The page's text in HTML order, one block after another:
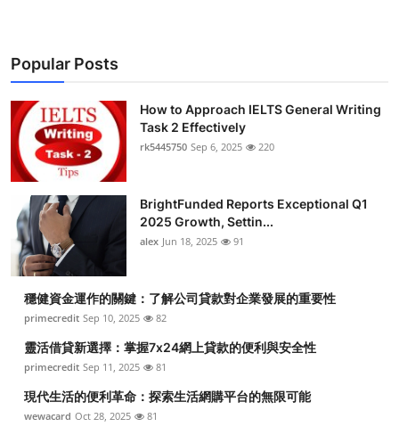
Popular Posts
How to Approach IELTS General Writing
Task 2 Effectively
rk5445750 Sep 6, 2025 220
BrightFunded Reports Exceptional Q1
2025 Growth, Settin...
alex Jun 18, 2025 91
穩健資金運作的關鍵：了解公司貸款對企業發展的重要性
primecredit Sep 10, 2025 82
靈活借貸新選擇：掌握7x24網上貸款的便利與安全性
primecredit Sep 11, 2025 81
現代生活的便利革命：探索生活網購平台的無限可能
wewacard Oct 28, 2025 81